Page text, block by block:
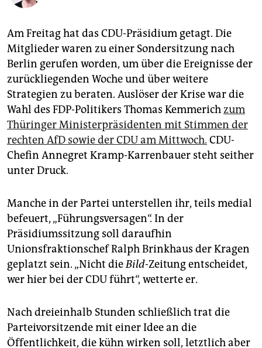
fragen & hilfe
unterstützen
abo
genossenschaft
epaper login
Am Freitag hat das CDU-Präsidium getagt. Die
Mitglieder waren zu einer Sondersitzung nach
Berlin gerufen worden, um über die Ereignisse der
zurückliegenden Woche und über weitere
Strategien zu beraten. Auslöser der Krise war die
Wahl des FDP-Politikers Thomas Kemmerichzum
Thüringer Ministerpräsidenten mit Stimmen der
rechten AfD sowie der CDU am Mittwoch. CDU-
Chefin Annegret Kramp-Karrenbauer steht seither
unter Druck.
Manche in der Partei unterstellen ihr, teils medial
befeuert, „Führungsversagen“. In der
Präsidiumssitzung soll daraufhin
Unionsfraktionschef Ralph Brinkhaus der Kragen
geplatzt sein. „Nicht dieBild-Zeitung entscheidet,
wer hier bei der CDU führt“, wetterte er.
Nach dreieinhalb Stunden schließlich trat die
Parteivorsitzende mit einer Idee an die
Öffentlichkeit, die kühn wirken soll, letztlich aber